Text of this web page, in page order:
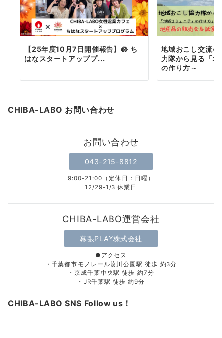
【25年度10月7日開催報告】🪷 ち
はなスタートアッププ...
地域おこし交流
力隊から見る「
の作り方～
CHIBA-LABO お問い合わせ
お問い合わせ
043-215-8812
9:00-21:00（定休日：日曜）
12/29-1/3 休業日
CHIBA-LABO運営会社
幕張PLAY株式会社
●アクセス
・千葉都市モノレール葭川公園駅 徒歩 約3分
・京成千葉中央駅 徒歩 約7分
・JR千葉駅 徒歩 約9分
CHIBA-LABO SNS Follow us！